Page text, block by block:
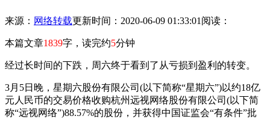
来源： 网络转载更新时间：2020-06-09 01:33:01 阅读：
本篇文章1839字，读完约5分钟
经过长时间的下跌，周六终于看到了从亏损到盈利的转变。
3月5日晚，星期六股份有限公司(以下简称“星期六”)以约18亿
元人民币的交易价格收购杭州远视网络股份有限公司(以下简
称“远视网络”)88.57%的股份，并获得中国证监会“有条件”批